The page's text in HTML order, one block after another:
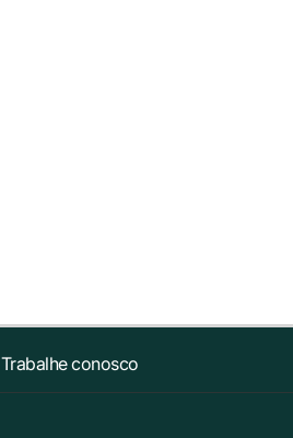
Trabalhe conosco